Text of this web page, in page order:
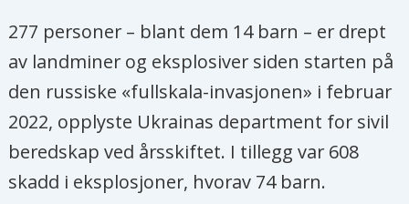
277 personer – blant dem 14 barn – er drept
av landminer og eksplosiver siden starten på
den russiske «fullskala-invasjonen» i februar
2022, opplyste Ukrainas department for sivil
beredskap ved årsskiftet. I tillegg var 608
skadd i eksplosjoner, hvorav 74 barn.